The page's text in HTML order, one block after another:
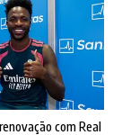
com Real